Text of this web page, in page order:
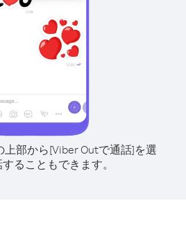
上部から[Viber Outで通話]を選
ることもできます。